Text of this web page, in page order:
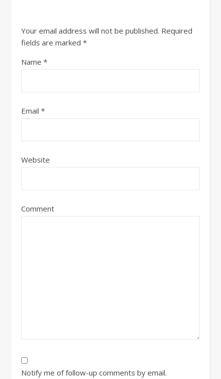
Your email address will not be published. Required
fields are marked *
Name *
Email *
Website
Comment
Notify me of follow-up comments by email.